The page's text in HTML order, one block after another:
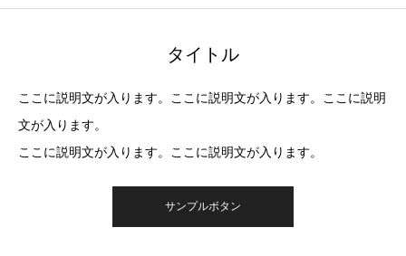
タイトル
ここに説明文が入ります。ここに説明文が入ります。ここに説明
文が入ります。
ここに説明文が入ります。ここに説明文が入ります。
サンプルボタン